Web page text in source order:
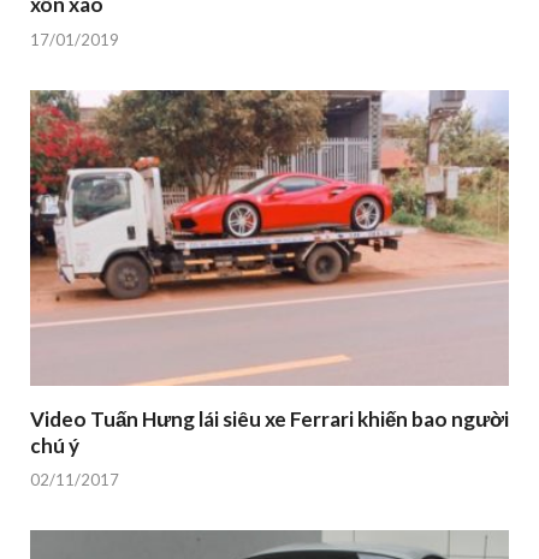
17/01/2019
Video Tuấn Hưng lái siêu xe Ferrari khiến bao người
chú ý
02/11/2017